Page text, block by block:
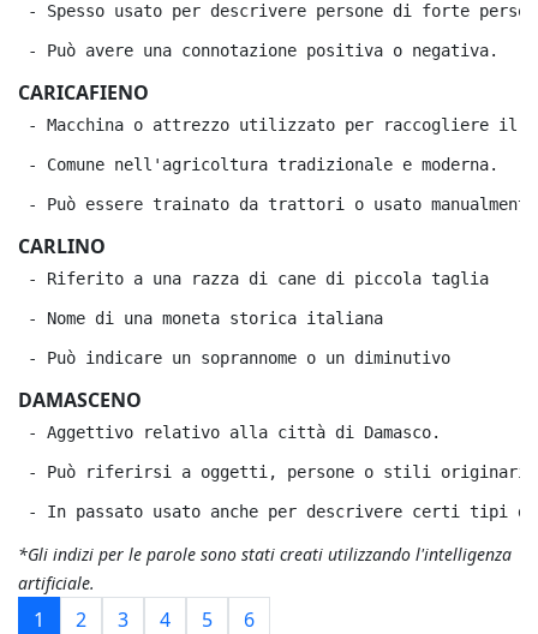
- Spesso usato per descrivere persone di forte
- Può avere una connotazione positiva o negativa.
CARICAFIENO
- Macchina o attrezzo utilizzato per raccogliere il
- Comune nell'agricoltura tradizionale e moderna.
- Può essere trainato da trattori o usato
CARLINO
- Riferito a una razza di cane di piccola taglia
- Nome di una moneta storica italiana
- Può indicare un soprannome o un diminutivo
DAMASCENO
- Aggettivo relativo alla città di Damasco.
- Può riferirsi a oggetti, persone o stili originari di
- In passato usato anche per descrivere certi tipi
*Gli indizi per le parole sono stati creati utilizzando l'intelligenza
artificiale.
1 2 3 4 5 6